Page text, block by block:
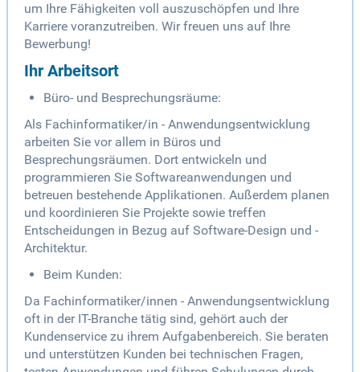
um Ihre Fähigkeiten voll auszuschöpfen und Ihre
Karriere voranzutreiben. Wir freuen uns auf Ihre
Bewerbung!
Ihr Arbeitsort
Büro- und Besprechungsräume:
Als Fachinformatiker/in - Anwendungsentwicklung
arbeiten Sie vor allem in Büros und
Besprechungsräumen. Dort entwickeln und
programmieren Sie Softwareanwendungen und
betreuen bestehende Applikationen. Außerdem planen
und koordinieren Sie Projekte sowie treffen
Entscheidungen in Bezug auf Software-Design und -
Architektur.
Beim Kunden:
Da Fachinformatiker/innen - Anwendungsentwicklung
oft in der IT-Branche tätig sind, gehört auch der
Kundenservice zu ihrem Aufgabenbereich. Sie beraten
und unterstützen Kunden bei technischen Fragen,